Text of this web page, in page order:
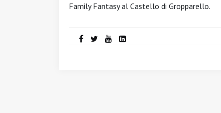
Family Fantasy al Castello di Gropparello.